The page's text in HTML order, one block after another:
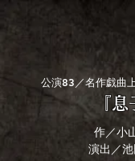
公演83／名作戯曲
『息
作／小
演出／